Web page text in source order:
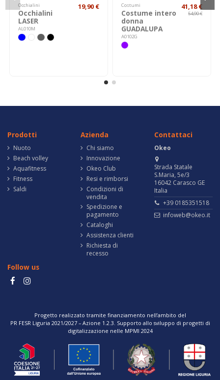
Occhialini
Occhialini
LASER
AL010M
19,90 € Costumi
Costume intero
donna
GUADALUPA
A0102G
41,18 €
54,90 €
Prodotti
Nuoto
Beach volley
Aquafitness
Fitness
Saldi
Azienda
Chi siamo
Innovazione
Okeo Club
Resi e rimborsi
Condizioni di
vendita
Spedizione e
pagamento
Cataloghi
Assistenza clienti
Richiesta di
recesso
Contattaci
Okeo
Strada Statale
S.Maria, 5e/3
16042 Carasco GE
Italia
+39 0185351518
infoweb@okeo.it
Follow us
Progetto realizzato tramite finanziamento nell’ambito del
PR FESR Liguria 2021/2027 – Azione 1.2.3. Supporto allo sviluppo di progetti di
digitalizzazione nelle MPMI 2024